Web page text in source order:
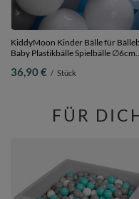
KiddyMoon Kinder Bälle für
Baby Plastikbälle Spielbälle ∅6cm
grau/weiß/transparent/babyblau,
36,90 € / Stück
FÜR